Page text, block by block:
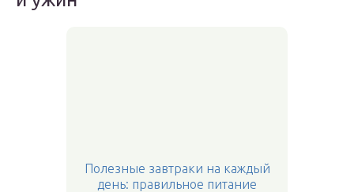
Полезные завтраки на каждый
день: правильное питание